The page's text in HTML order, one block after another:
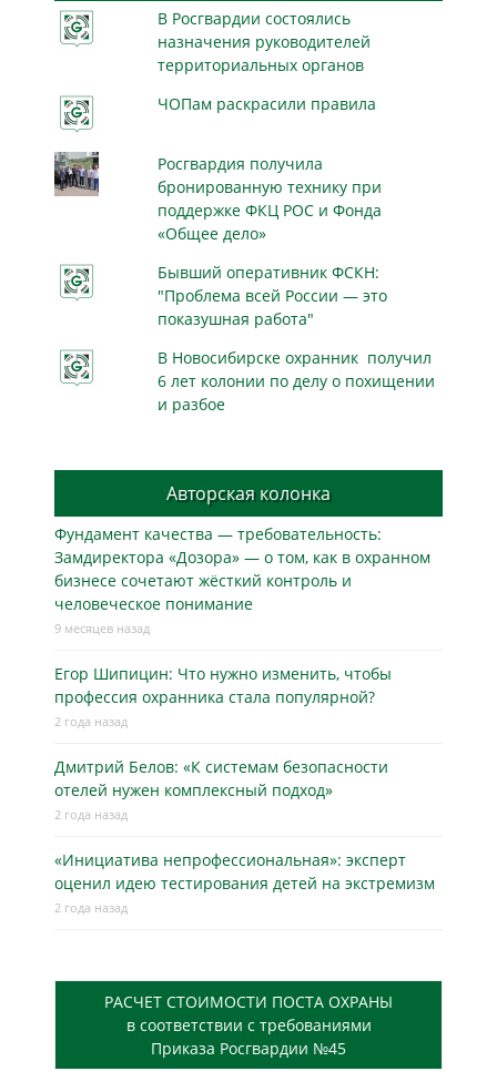
В Росгвардии состоялись
назначения руководителей
территориальных органов
ЧОПам раскрасили правила
Росгвардия получила
бронированную технику при
поддержке ФКЦ РОС и Фонда
«Общее дело»
Бывший оперативник ФСКН:
"Проблема всей России — это
показушная работа"
В Новосибирске охранник получил
6 лет колонии по делу о похищении
и разбое
Авторская колонка
Фундамент качества — требовательность:
Замдиректора «Дозора» — о том, как в охранном
бизнесe сочетают жёсткий контроль и
человеческое понимание
9 месяцев назад
Егор Шипицин: Что нужно изменить, чтобы
профессия охранника стала популярной?
2 года назад
Дмитрий Белов: «К системам безопасности
отелей нужен комплексный подход»
2 года назад
«Инициатива непрофессиональная»: эксперт
оценил идею тестирования детей на экстремизм
2 года назад
РАСЧЕТ СТОИМОСТИ ПОСТА ОХРАНЫ
в соответствии с требованиями
Приказа Росгвардии №45